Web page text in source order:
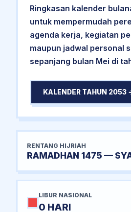
Ringkasan kalender
untuk mempermudah
agenda kerja, kegiatan
maupun jadwal personal
sepanjang bulan Mei di
KALENDER TAHUN 2053
RENTANG HIJRIAH
RAMADHAN 1475 —
LIBUR NASIONAL
0 HARI